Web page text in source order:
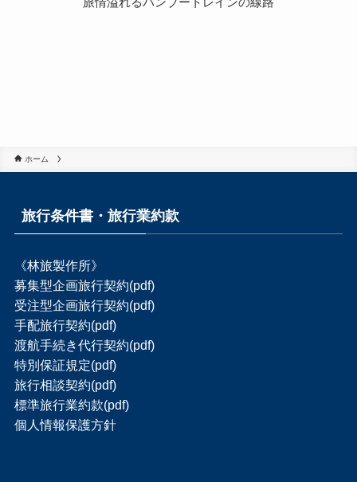
ホーム
旅行条件書・旅行業約款
《林旅製作所》
募集型企画旅行契約(pdf)
受注型企画旅行契約(pdf)
手配旅行契約(pdf)
渡航手続き代行契約(pdf)
特別保証規定(pdf)
旅行相談契約(pdf)
標準旅行業約款(pdf)
個人情報保護方針